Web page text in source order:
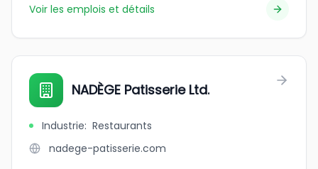
Voir les emplois et détails
NADÈGE Patisserie Ltd.
Industrie: Restaurants
nadege-patisserie.com